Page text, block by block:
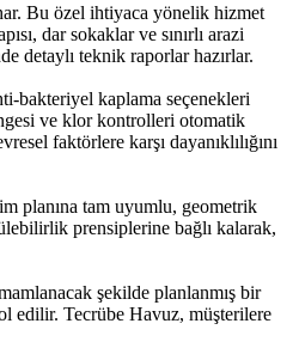
Bu özel ihtiyaca yönelik hizmet
dar sokaklar ve sınırlı arazi
detaylı teknik raporlar hazırlar.
bakteriyel kaplama seçenekleri
ve klor kontrolleri otomatik
faktörlere karşı dayanıklılığını
planına tam uyumlu, geometrik
prensiplerine bağlı kalarak,
şekilde planlanmış bir
edilir. Tecrübe Havuz, müşterilere